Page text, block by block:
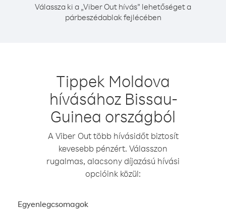
Válassza ki a „Viber Out hívás” lehetőséget a
párbeszédablak fejlécében
Tippek Moldova
hívásához Bissau-
Guinea országból
A Viber Out több hívásidőt biztosít
kevesebb pénzért. Válasszon
rugalmas, alacsony díjazású hívási
opcióink közül:
Egyenlegcsomagok